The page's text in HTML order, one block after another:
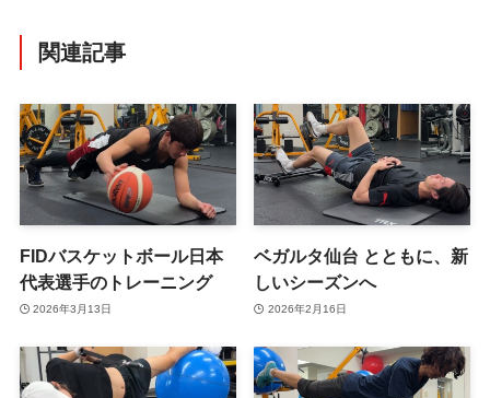
関連記事
FIDバスケットボール日本
代表選手のトレーニング
2026年3月13日
ベガルタ仙台 とともに、新
しいシーズンへ
2026年2月16日